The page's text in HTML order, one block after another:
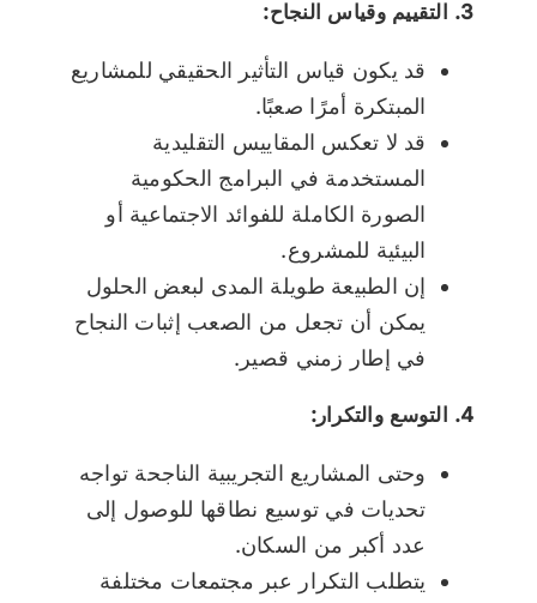
3. التقييم وقياس النجاح:
قد يكون قياس التأثير الحقيقي للمشاريع
المبتكرة أمرًا صعبًا.
قد لا تعكس المقاييس التقليدية
المستخدمة في البرامج الحكومية
الصورة الكاملة للفوائد الاجتماعية أو
البيئية للمشروع.
إن الطبيعة طويلة المدى لبعض الحلول
يمكن أن تجعل من الصعب إثبات النجاح
في إطار زمني قصير.
4. التوسع والتكرار:
وحتى المشاريع التجريبية الناجحة تواجه
تحديات في توسيع نطاقها للوصول إلى
عدد أكبر من السكان.
يتطلب التكرار عبر مجتمعات مختلفة